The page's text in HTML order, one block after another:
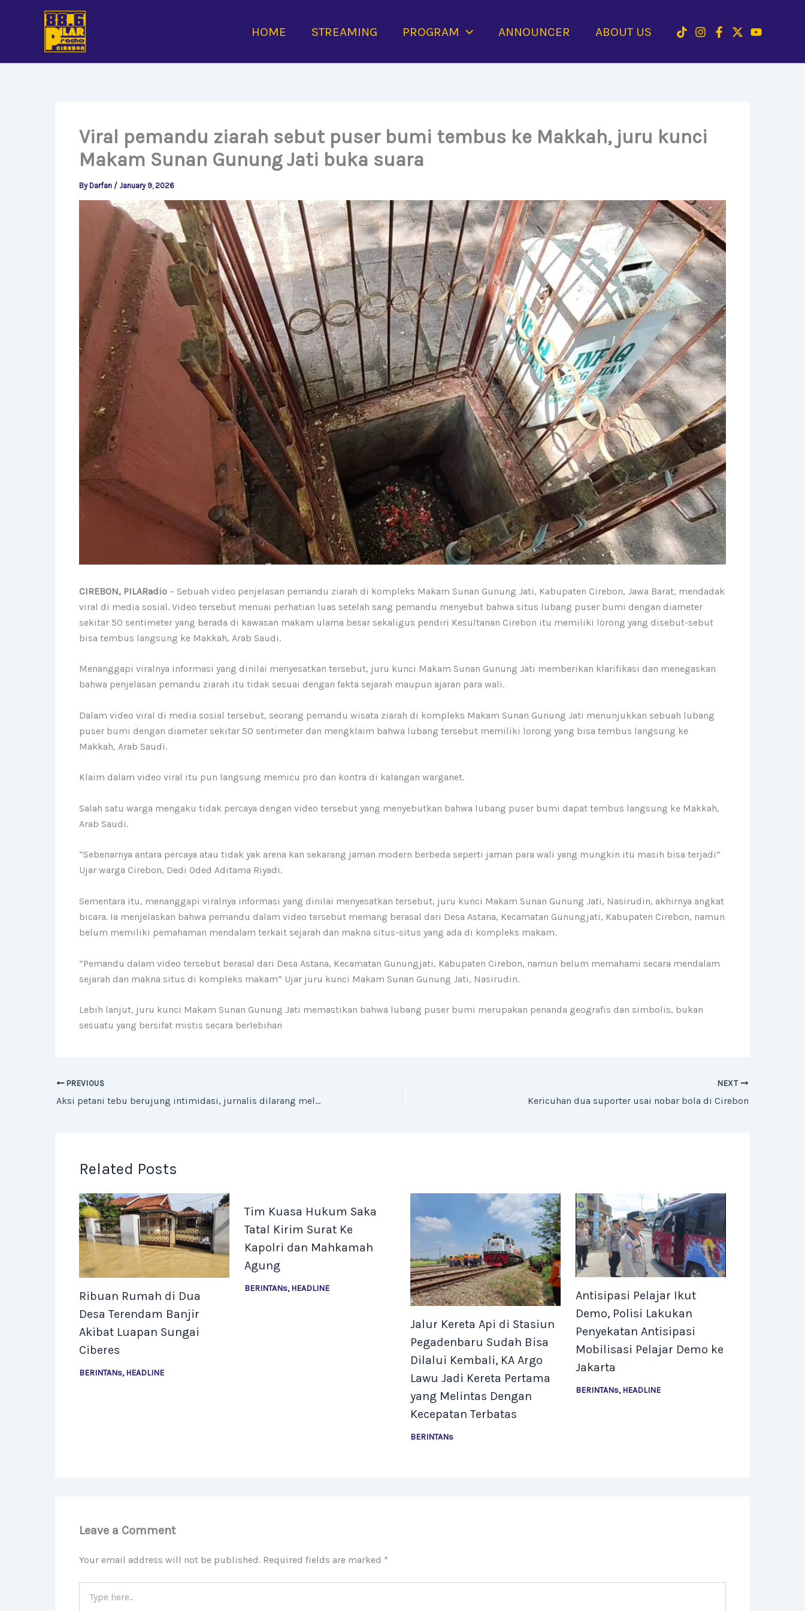
HOME STREAMING PROGRAM ANNOUNCER ABOUT US
Viral pemandu ziarah sebut puser bumi tembus ke Makkah, juru kunci
Makam Sunan Gunung Jati buka suara
By Darfan / January 9, 2026
CIREBON, PILARadio – Sebuah video penjelasan pemandu ziarah di kompleks Makam Sunan Gunung Jati, Kabupaten Cirebon, Jawa Barat, mendadak
viral di media sosial. Video tersebut menuai perhatian luas setelah sang pemandu menyebut bahwa situs lubang puser bumi dengan diameter
sekitar 50 sentimeter yang berada di kawasan makam ulama besar sekaligus pendiri Kesultanan Cirebon itu memiliki lorong yang disebut-sebut
bisa tembus langsung ke Makkah, Arab Saudi.
Menanggapi viralnya informasi yang dinilai menyesatkan tersebut, juru kunci Makam Sunan Gunung Jati memberikan klarifikasi dan menegaskan
bahwa penjelasan pemandu ziarah itu tidak sesuai dengan fakta sejarah maupun ajaran para wali.
Dalam video viral di media sosial tersebut, seorang pemandu wisata ziarah di kompleks Makam Sunan Gunung Jati menunjukkan sebuah lubang
puser bumi dengan diameter sekitar 50 sentimeter dan mengklaim bahwa lubang tersebut memiliki lorong yang bisa tembus langsung ke
Makkah, Arab Saudi.
Klaim dalam video viral itu pun langsung memicu pro dan kontra di kalangan warganet.
Salah satu warga mengaku tidak percaya dengan video tersebut yang menyebutkan bahwa lubang puser bumi dapat tembus langsung ke Makkah,
Arab Saudi.
“Sebenarnya antara percaya atau tidak yak arena kan sekarang jaman modern berbeda seperti jaman para wali yang mungkin itu masih bisa terjadi”
Ujar warga Cirebon, Dedi Oded Aditama Riyadi.
Sementara itu, menanggapi viralnya informasi yang dinilai menyesatkan tersebut, juru kunci Makam Sunan Gunung Jati, Nasirudin, akhirnya angkat
bicara. Ia menjelaskan bahwa pemandu dalam video tersebut memang berasal dari Desa Astana, Kecamatan Gunungjati, Kabupaten Cirebon, namun
belum memiliki pemahaman mendalam terkait sejarah dan makna situs-situs yang ada di kompleks makam.
“Pemandu dalam video tersebut berasal dari Desa Astana, Kecamatan Gunungjati, Kabupaten Cirebon, namun belum memahami secara mendalam
sejarah dan makna situs di kompleks makam” Ujar juru kunci Makam Sunan Gunung Jati, Nasirudin.
Lebih lanjut, juru kunci Makam Sunan Gunung Jati memastikan bahwa lubang puser bumi merupakan penanda geografis dan simbolis, bukan
sesuatu yang bersifat mistis secara berlebihan
PREVIOUS
Aksi petani tebu berujung intimidasi, jurnalis dilarang meliput oleh oknum anggota TNI di Cirebon
NEXT
Kericuhan dua suporter usai nobar bola di Cirebon
Related Posts
Ribuan Rumah di Dua
Desa Terendam Banjir
Akibat Luapan Sungai
Ciberes
BERINTANs,HEADLINE
Tim Kuasa Hukum Saka
Tatal Kirim Surat Ke
Kapolri dan Mahkamah
Agung
BERINTANs,HEADLINE
Jalur Kereta Api di Stasiun
Pegadenbaru Sudah Bisa
Dilalui Kembali, KA Argo
Lawu Jadi Kereta Pertama
yang Melintas Dengan
Kecepatan Terbatas
BERINTANs
Antisipasi Pelajar Ikut
Demo, Polisi Lakukan
Penyekatan Antisipasi
Mobilisasi Pelajar Demo ke
Jakarta
BERINTANs,HEADLINE
Leave a Comment
Your email address will not be published. Required fields are marked *
here..